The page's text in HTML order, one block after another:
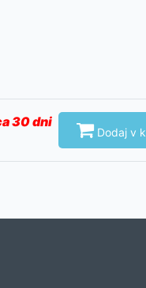
30 dni Dodaj v